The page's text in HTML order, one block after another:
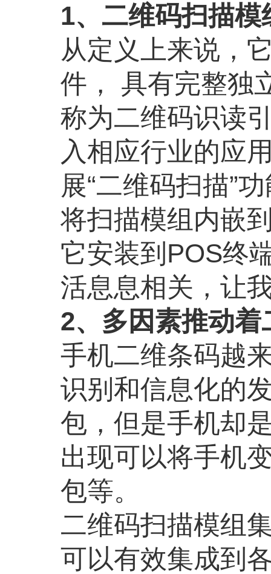
1、二维码扫描
从定义上来说，
件， 具有完整独
称为二维码识读
入相应行业的应
展“二维码扫描”
将扫描模组内嵌
它安装到POS终
活息息相关，让
2、多因素推动
手机二维条码越
识别和信息化的
包，但是手机却
出现可以将手机
包等。
二维码扫描模组
可以有效集成到